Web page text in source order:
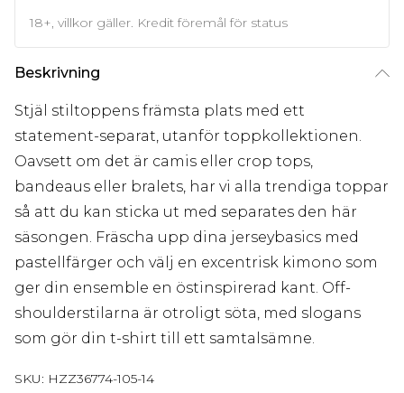
18+, villkor gäller. Kredit föremål för status
Beskrivning
Stjäl stiltoppens främsta plats med ett
statement-separat, utanför toppkollektionen.
Oavsett om det är camis eller crop tops,
bandeaus eller bralets, har vi alla trendiga toppar
så att du kan sticka ut med separates den här
säsongen. Fräscha upp dina jerseybasics med
pastellfärger och välj en excentrisk kimono som
ger din ensemble en östinspirerad kant. Off-
shoulderstilarna är otroligt söta, med slogans
som gör din t-shirt till ett samtalsämne.
SKU: HZZ36774-105-14